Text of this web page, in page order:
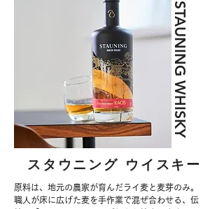
STAUNING WHISKY
スタウニング ウイスキー
原料は、地元の農家が育んだライ麦と麦芽のみ。
職人が床に広げた麦を手作業で混ぜ合わせる、伝